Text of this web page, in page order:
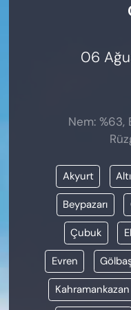
06
Nem: %63,
Akyurt
Beypazarı
Çubuk
Evren
Kahramankazan
ÖZEL HABER
SİYASET
VAN VE